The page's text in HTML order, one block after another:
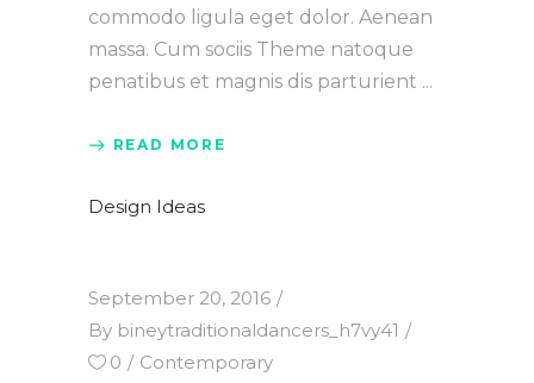
commodo ligula eget dolor. Aenean
massa. Cum sociis Theme natoque
penatibus et magnis dis parturient
READ MORE
Design Ideas
September 20, 2016
By bineytraditionaldancers_h7vy41
0
Contemporary